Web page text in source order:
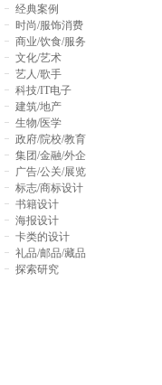
经典案例
时尚/服饰消费
商业/饮食/服务
文化/艺术
艺人/歌手
科技/IT电子
建筑/地产
生物/医学
政府/院校/教育
集团/金融/外企
广告/公关/展览
标志/商标设计
书籍设计
海报设计
卡类的设计
礼品/邮品/藏品
探索研究